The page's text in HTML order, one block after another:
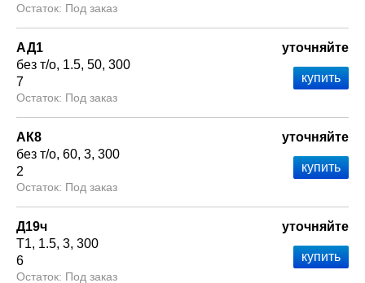
Под заказ
АД1
без т/о 1.5 50 300
7
Под заказ
уточняйте
АК8
без т/о 60 3 300
2
Под заказ
уточняйте
Д19ч
Т1 1.5 3 300
6
Под заказ
уточняйте